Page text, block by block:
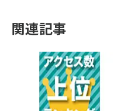
関連記事